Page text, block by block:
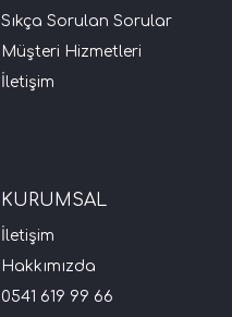
Sıkça Sorulan Sorular
Müşteri Hizmetleri
İletişim
KURUMSAL
İletişim
Hakkımızda
0541 619 99 66